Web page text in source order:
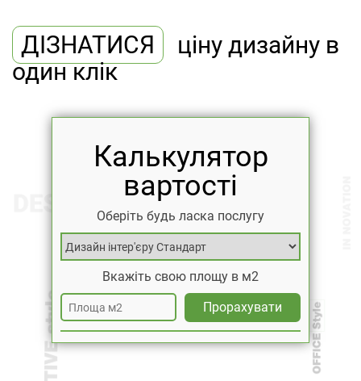
ДІЗНАТИСЯ
ціну дизайну в
один клік
Калькулятор
вартості
Оберіть будь ласка послугу
Вкажіть свою площу в м2
Прорахувати